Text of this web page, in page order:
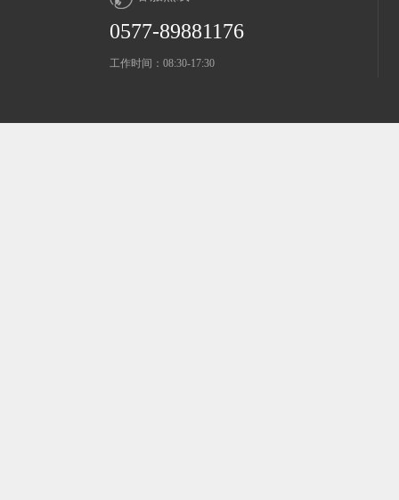
0577-89881176
工作时间：08:30-17:30